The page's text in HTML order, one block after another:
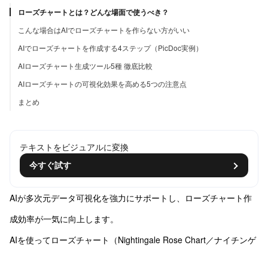
ローズチャートとは？どんな場面で使うべき？
こんな場合はAIでローズチャートを作らない方がいい
AIでローズチャートを作成する4ステップ（PicDoc実例）
AIローズチャート生成ツール5種 徹底比較
AIローズチャートの可視化効果を高める5つの注意点
まとめ
テキストをビジュアルに変換
今すぐ試す
AIが多次元データ可視化を強力にサポートし、ローズチャート作
成効率が一気に向上します。
AIを使ってローズチャート（Nightingale Rose Chart／ナイチンゲ